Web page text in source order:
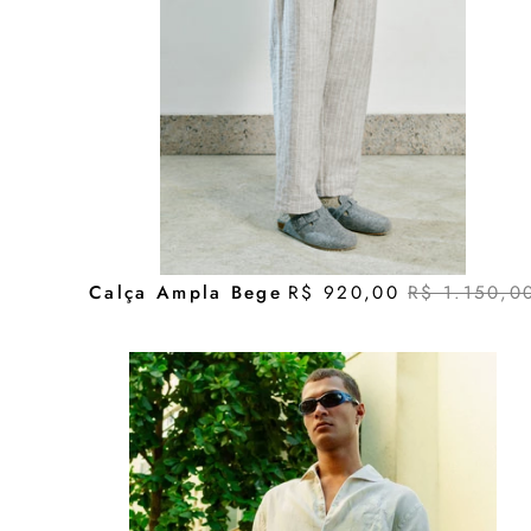
Calça Ampla Bege R$ 920,00 R$